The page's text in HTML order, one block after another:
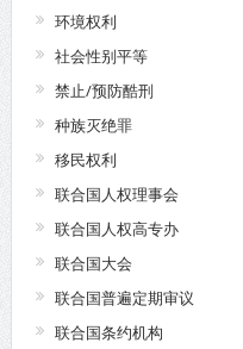
环境权利
社会性别平等
禁止/预防酷刑
种族灭绝罪
移民权利
联合国人权理事会
联合国人权高专办
联合国大会
联合国普遍定期审议
联合国条约机构